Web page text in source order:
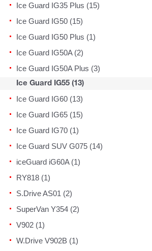
Ice Guard IG35 Plus (15)
Ice Guard IG50 (15)
Ice Guard IG50 Plus (1)
Ice Guard IG50A (2)
Ice Guard IG50A Plus (3)
Ice Guard IG55 (13)
Ice Guard IG60 (13)
Ice Guard IG65 (15)
Ice Guard IG70 (1)
Ice Guard SUV G075 (14)
iceGuard iG60A (1)
RY818 (1)
S.Drive AS01 (2)
SuperVan Y354 (2)
V902 (1)
W.Drive V902B (1)